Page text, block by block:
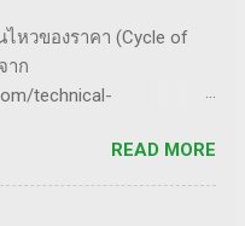
อตลาดมีการเปลี่ยนแปลง .
การรอคอยและไม่รีบ
ที่สำคัญในนักเทรด ความ
ารถทนต่อความผันผวน
อาจจะไม่เป๊ะตามใจความ
น่าจะพอเห็นภาพได้ใน
าษาอังกฤษคล่องๆ ก็ไป
2
of-stock-market-
by-richard-d-
ไหวของราคา (Cycle of
าก
technical-
Oliver Kell เป็นนักเทรดที่
ย่างยิ่งใหญ่ โดยเขาทำผล
ในการแข่งขันเทรด U.S.
READ MORE